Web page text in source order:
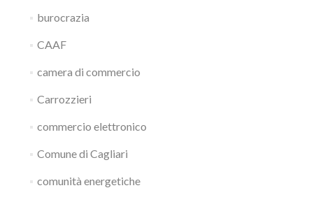
burocrazia
CAAF
camera di commercio
Carrozzieri
commercio elettronico
Comune di Cagliari
comunità energetiche